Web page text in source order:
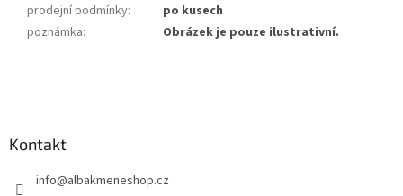
prodejní podmínky:
po kusech
poznámka: Obrázek je pouze ilustrativní.
Kontakt
info@albakmeneshop.cz